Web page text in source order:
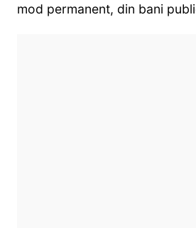
mod permanent, din bani